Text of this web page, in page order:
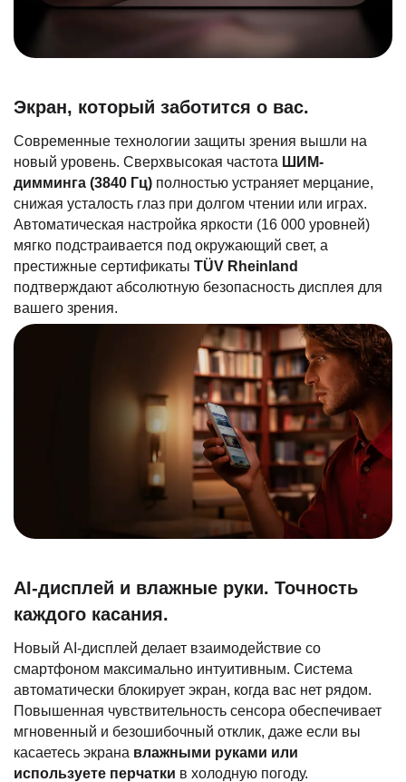
Экран, который заботится о вас.
Современные технологии защиты зрения вышли на
новый уровень. Сверхвысокая частота ШИМ-
димминга (3840 Гц) полностью устраняет мерцание,
снижая усталость глаз при долгом чтении или играх.
Автоматическая настройка яркости (16 000 уровней)
мягко подстраивается под окружающий свет, а
престижные сертификаты TÜV Rheinland
подтверждают абсолютную безопасность дисплея для
вашего зрения.
AI-дисплей и влажные руки. Точность
каждого касания.
Новый AI-дисплей делает взаимодействие со
смартфоном максимально интуитивным. Система
автоматически блокирует экран, когда вас нет рядом.
Повышенная чувствительность сенсора обеспечивает
мгновенный и безошибочный отклик, даже если вы
касаетесь экрана влажными руками или
используете перчатки в холодную погоду.